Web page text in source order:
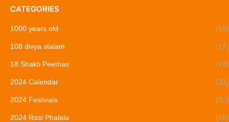
CATEGORIES
1000 years old (18)
108 divya stalam (17)
18 Shakti Peethas (28)
2024 Calendar (11)
2024 Festivals (41)
2024 Rasi Phalalu (16)